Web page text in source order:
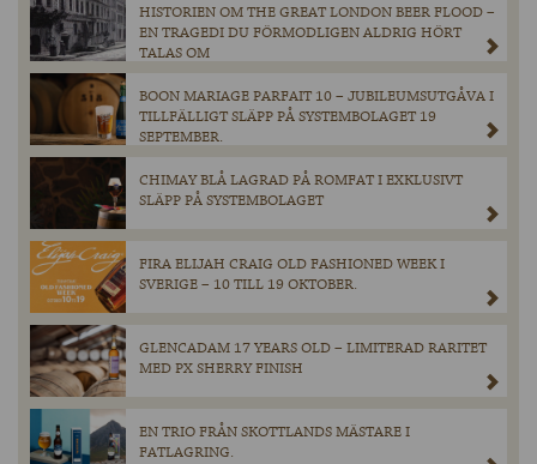
HISTORIEN OM THE GREAT LONDON BEER FLOOD –
EN TRAGEDI DU FÖRMODLIGEN ALDRIG HÖRT
TALAS OM
BOON MARIAGE PARFAIT 10 – JUBILEUMSUTGÅVA I
TILLFÄLLIGT SLÄPP PÅ SYSTEMBOLAGET 19
SEPTEMBER.
CHIMAY BLÅ LAGRAD PÅ ROMFAT I EXKLUSIVT
SLÄPP PÅ SYSTEMBOLAGET
FIRA ELIJAH CRAIG OLD FASHIONED WEEK I
SVERIGE – 10 TILL 19 OKTOBER.
GLENCADAM 17 YEARS OLD – LIMITERAD RARITET
MED PX SHERRY FINISH
EN TRIO FRÅN SKOTTLANDS MÄSTARE I
FATLAGRING.